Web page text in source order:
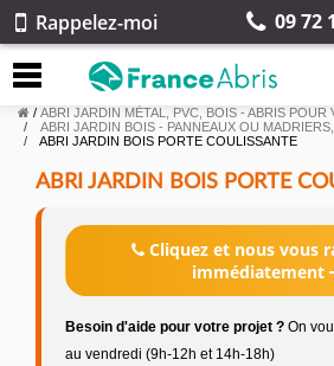
Rappelez-moi 09 72
/ ABRI JARDIN MÉTAL, PVC, BOIS - ABRIS POUR
ABRI JARDIN BOIS - PANNEAUX OU
ABRI JARDIN BOIS PORTE COULISSANTE
ABRI JARDIN BOIS PORTE
Cliquez et nous vous
immédiatement
Besoin d'aide pour votre projet ? On
au vendredi (9h-12h et 14h-18h)